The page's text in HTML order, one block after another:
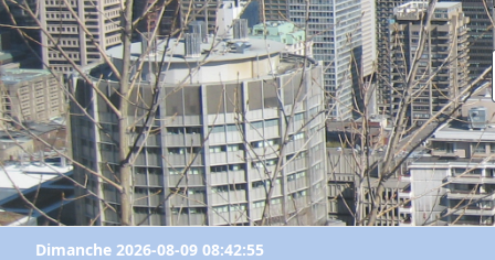
Dimanche 2026-08-09 08:42:55